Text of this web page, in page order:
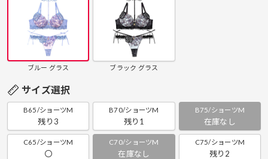
ブルー グラス ブラック グラス
サイズ選択
B65/ショーツM
残り3
B70/ショーツM
残り1
B75/ショーツM
在庫なし
C65/ショーツM
〇
C70/ショーツM
在庫なし
C75/ショーツM
残り2